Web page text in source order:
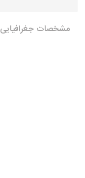
مشخصات جغرافیایی